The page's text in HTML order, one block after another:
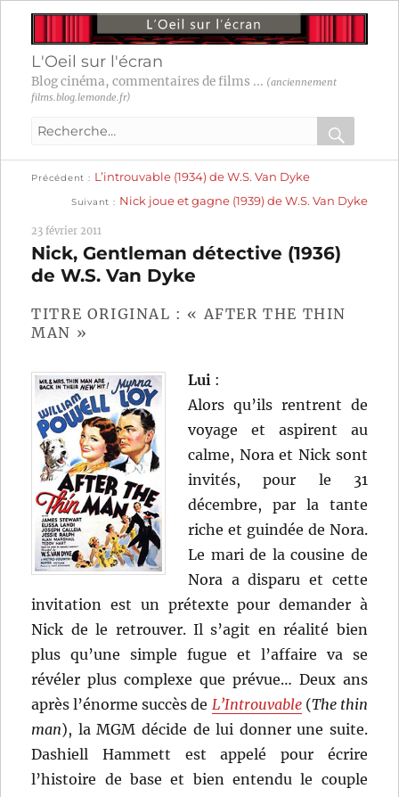
L'Oeil sur l'écran
Blog cinéma, commentaires de films ... (anciennement
films.blog.lemonde.fr)
Recherche
:
OK
Navigation
l’article
Précédent
précédente :
L’introuvable (1934) de W.S. Van Dyke
Suivant
suivante :
Nick joue et gagne (1939) de W.S. Van Dyke
23 février 2011
Nick, Gentleman détective (1936)
de W.S. Van Dyke
TITRE ORIGINAL : « AFTER THE THIN
MAN »
Lui :
Alors qu’ils rentrent de
voyage et aspirent au
calme, Nora et Nick sont
invités, pour le 31
décembre, par la tante
riche et guindée de Nora.
Le mari de la cousine de
Nora a disparu et cette
invitation est un prétexte pour demander à
Nick de le retrouver. Il s’agit en réalité bien
plus qu’une simple fugue et l’affaire va se
révéler plus complexe que prévue… Deux ans
après l’énorme succès de L’Introuvable(The thin
man), la MGM décide de lui donner une suite.
Dashiell Hammett est appelé pour écrire
l’histoire de base et bien entendu le couple